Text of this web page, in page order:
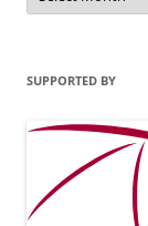
SUPPORTED BY